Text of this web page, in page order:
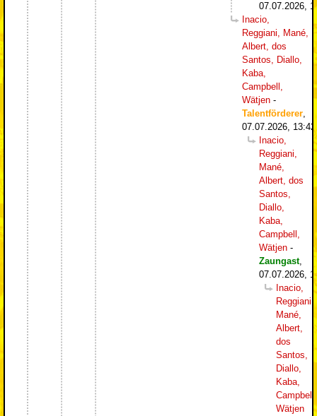
07.07.2026,
Inacio,
Reggiani, Mané,
Albert, dos
Santos, Diallo,
Kaba,
Campbell,
Wätjen -
Talentförderer,
07.07.2026, 13:42
Inacio,
Reggiani,
Mané,
Albert, dos
Santos,
Diallo,
Kaba,
Campbell,
Wätjen -
Zaungast,
07.07.2026,
Inacio,
Reggiani,
Mané,
Albert,
dos
Santos,
Diallo,
Kaba,
Campbell,
Wätjen